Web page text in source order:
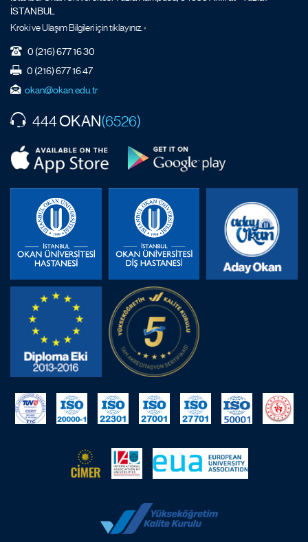
İSTANBUL
Kroki ve Ulaşım Bilgileri için tıklayınız. ›
0 (216) 677 16 30
0 (216) 677 16 47
okan@okan.edu.tr
444OKAN(6526)